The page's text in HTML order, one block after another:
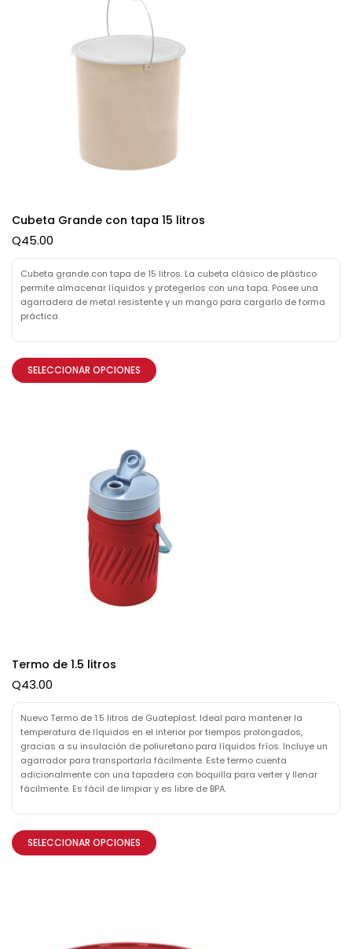
Cubeta Grande con tapa 15 litros
Q45.00
Cubeta grande con tapa de 15 litros. La cubeta clásico de plástico
permite almacenar líquidos y protegerlos con una tapa. Posee una
agarradera de metal resistente y un mango para cargarlo de forma
práctica.
SELECCIONAR OPCIONES
Termo de 1.5 litros
Q43.00
Nuevo Termo de 1.5 litros de Guateplast. Ideal para mantener la
temperatura de líquidos en el interior por tiempos prolongados,
gracias a su insulación de poliuretano para líquidos fríos. Incluye un
agarrador para transportarla fácilmente. Este termo cuenta
adicionalmente con una tapadera con boquilla para verter y llenar
fácilmente. Es fácil de limpiar y es libre de BPA.
SELECCIONAR OPCIONES